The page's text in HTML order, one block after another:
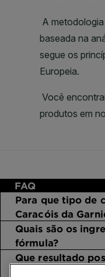
FAQ
Para que tipo de
Caracóis da
Quais são os
fórmula?
Que resultado